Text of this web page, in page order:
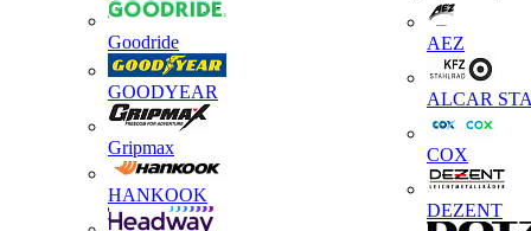
Goodride
GOODYEAR
Gripmax
HANKOOK
AEZ
ALCAR
COX
DEZENT